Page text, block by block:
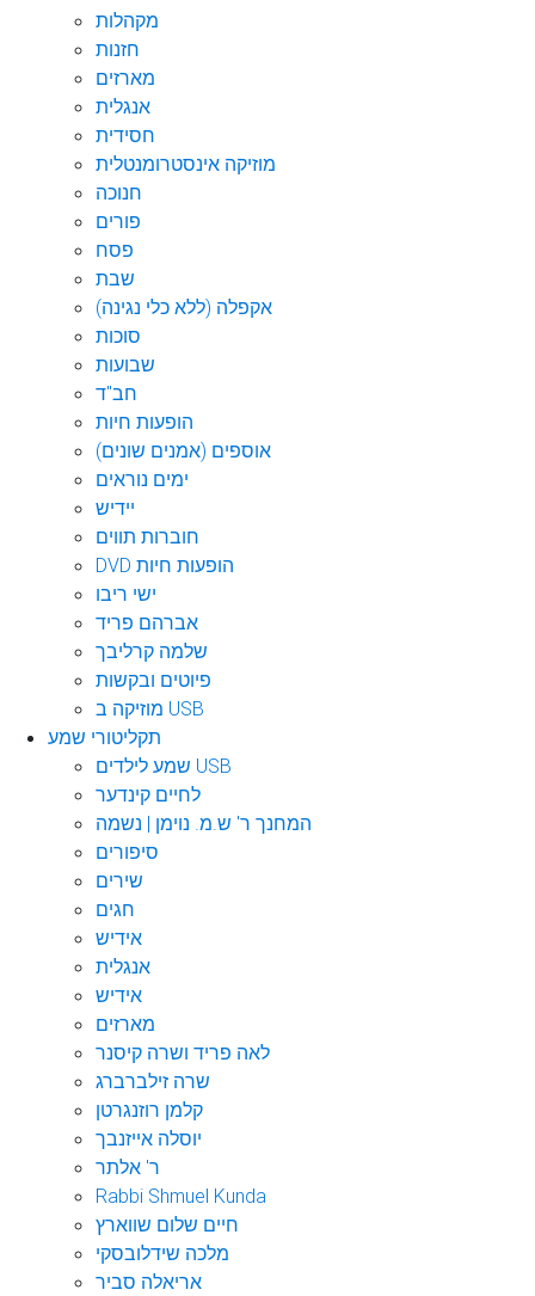
מקהלות
חזנות
מארזים
אנגלית
חסידית
מוזיקה אינסטרומנטלית
חנוכה
פורים
פסח
שבת
אקפלה (ללא כלי נגינה)
סוכות
שבועות
חב"ד
הופעות חיות
אוספים (אמנים שונים)
ימים נוראים
יידיש
חוברות תווים
DVD הופעות חיות
ישי ריבו
אברהם פריד
שלמה קרליבך
פיוטים ובקשות
מוזיקה ב USB
תקליטורי שמע
שמע לילדים USB
לחיים קינדער
המחנך ר' ש.מ. נוימן | נשמה
סיפורים
שירים
חגים
אידיש
אנגלית
אידיש
מארזים
לאה פריד ושרה קיסנר
שרה זילברברג
קלמן רוזנגרטן
יוסלה אייזנבך
ר' אלתר
Rabbi Shmuel Kunda
חיים שלום שווארץ
מלכה שידלובסקי
אריאלה סביר